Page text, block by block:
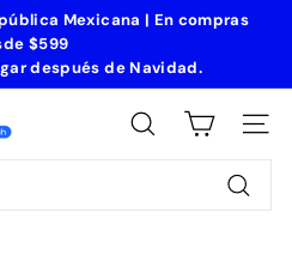
diapositivas
pausa
Mexicana | En compras
$599
después de Navidad.
BUSCAR
Buscar